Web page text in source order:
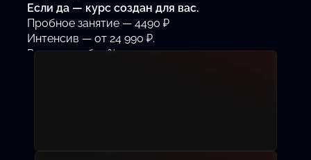
Если да — курс создан для вас.
Пробное занятие — 4490 ₽
Интенсив — от 24 990 ₽.
Рассрочка без %